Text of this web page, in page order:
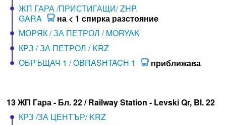
ЖП ГАРА /ПРИСТИГАЩИ/ ZHP.
GARA
на < 1 спирка разстояние
МОРЯК / ЗА ПЕТРОЛ / MORYAK
КРЗ / ЗА ПЕТРОЛ / KRZ
ОБРЪЩАЧ 1 / OBRASHTACH 1
приближава
13 ЖП Гара - Бл. 22 / Railway Station - Levski Qr, Bl. 22
КРЗ /ЗА ЦЕНТЪР/ KRZ